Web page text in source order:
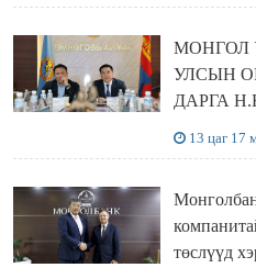
МОНГОЛ
УЛСЫН
ДАРГА
13 цаг 17
төслүүд